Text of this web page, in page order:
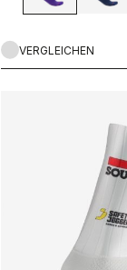
VERGLEICHEN